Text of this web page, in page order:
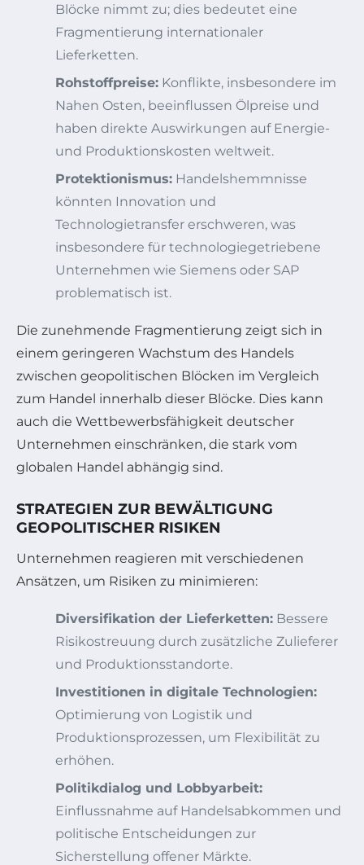
Blöcke nimmt zu; dies bedeutet eine
Fragmentierung internationaler
Lieferketten.
Rohstoffpreise: Konflikte, insbesondere im
Nahen Osten, beeinflussen Ölpreise und
haben direkte Auswirkungen auf Energie-
und Produktionskosten weltweit.
Protektionismus: Handelshemmnisse
könnten Innovation und
Technologietransfer erschweren, was
insbesondere für technologiegetriebene
Unternehmen wie Siemens oder SAP
problematisch ist.
Die zunehmende Fragmentierung zeigt sich in
einem geringeren Wachstum des Handels
zwischen geopolitischen Blöcken im Vergleich
zum Handel innerhalb dieser Blöcke. Dies kann
auch die Wettbewerbsfähigkeit deutscher
Unternehmen einschränken, die stark vom
globalen Handel abhängig sind.
STRATEGIEN ZUR BEWÄLTIGUNG
GEOPOLITISCHER RISIKEN
Unternehmen reagieren mit verschiedenen
Ansätzen, um Risiken zu minimieren:
Diversifikation der Lieferketten: Bessere
Risikostreuung durch zusätzliche Zulieferer
und Produktionsstandorte.
Investitionen in digitale Technologien:
Optimierung von Logistik und
Produktionsprozessen, um Flexibilität zu
erhöhen.
Politikdialog und Lobbyarbeit:
Einflussnahme auf Handelsabkommen und
politische Entscheidungen zur
Sicherstellung offener Märkte.